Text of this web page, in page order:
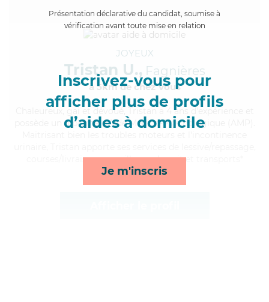
Présentation déclarative du candidat, soumise à
vérification avant toute mise en relation
Inscrivez-vous pour
afficher plus de profils
d’aides à domicile
Je m'inscris
JOYEUX
Tristan U., Fagnières
à 5km de chez Vous
, gai et dévoué, Tristan a 4 ans d'expérience et
possède un diplôme d'Aide Médico-Psychologique (AMP).
courses/livraison, surveillance de nuit et transports*